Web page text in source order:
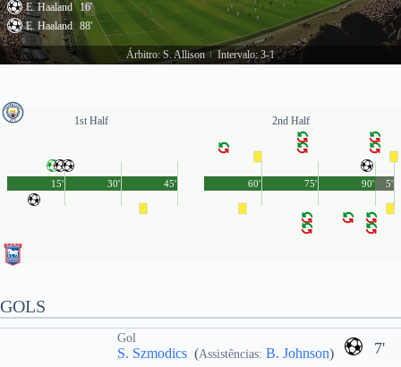
E. Haaland 16'
E. Haaland 88'
Árbitro: S. Allison Intervalo: 3-1
1st Half
45'
15' 30'
2nd Half
90'
60' 75' 5'
GOLS
7'
Gol
S. Szmodics (Assistências: B. Johnson)